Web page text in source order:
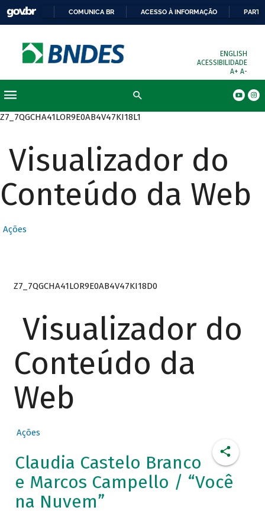
COMUNICA BR ACESSO À INFORMAÇÃO
ENGLISH
ACESSIBILIDADE
A+ A-
Z7_7QGCHA41LOR9E0AB4V47KI18L1
Visualizador do
Conteúdo da Web
Ações
Z7_7QGCHA41LOR9E0AB4V47KI18D0
Visualizador do
Conteúdo da
Web
Ações
Claudia Castelo Branco
e Marcos Campello / “Você
na Nuvem”